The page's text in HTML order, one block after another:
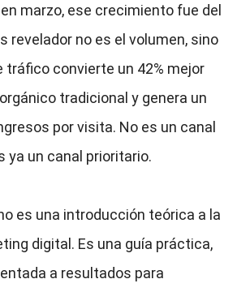
marzo, ese crecimiento fue del
revelador no es el volumen, sino
tráfico convierte un 42% mejor
tradicional y genera un
por visita. No es un canal
ya un canal prioritario.
es una introducción teórica a la
digital. Es una guía práctica,
a resultados para